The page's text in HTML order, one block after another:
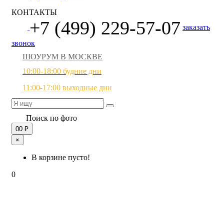
КОНТАКТЫ
+7 (499) 229-57-07 заказать
звонок
ШОУРУМ В МОСКВЕ
10:00-18:00 будние дни
11:00-17:00 выходные дни
Поиск по фото
00 ₽
×
В корзине пусто!
0